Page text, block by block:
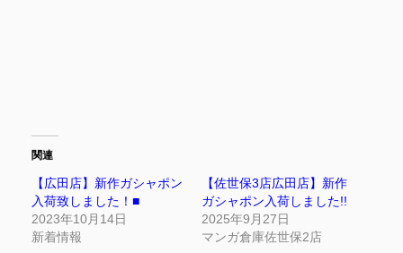
関連
【広田店】新作ガシャポン
入荷致しました！■
2023年10月14日
新着情報
【佐世保3店広田店】新作
ガシャポン入荷しました!!
2025年9月27日
マンガ倉庫佐世保2店